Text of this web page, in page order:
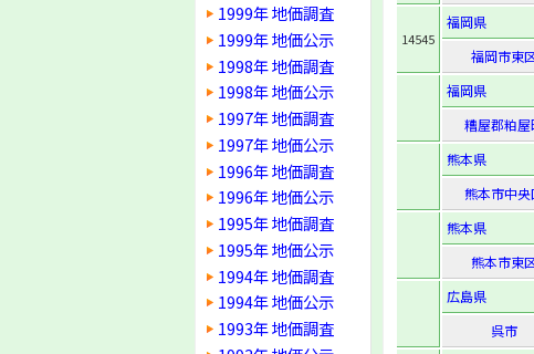
1999年 地価調査
1999年 地価公示
1998年 地価調査
1998年 地価公示
1997年 地価調査
1997年 地価公示
1996年 地価調査
1996年 地価公示
1995年 地価調査
1995年 地価公示
1994年 地価調査
1994年 地価公示
1993年 地価調査
14545
福岡県
福岡市東
福岡県
糟屋郡粕屋
熊本県
熊本市中央
熊本県
熊本市東
広島県
呉市